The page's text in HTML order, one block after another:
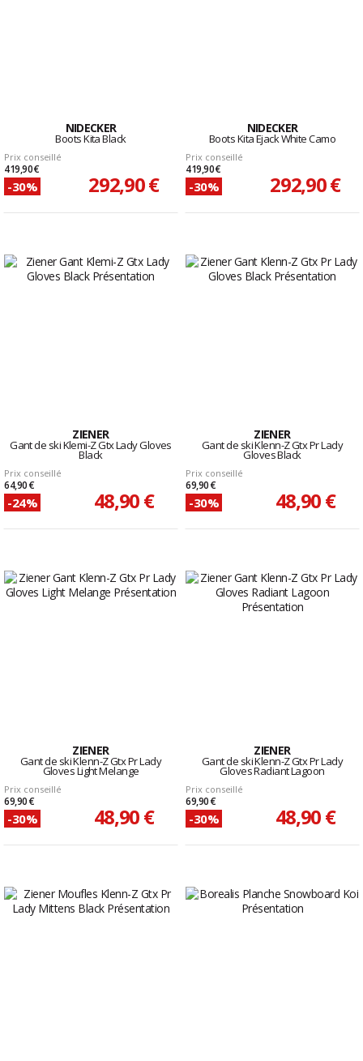
NIDECKER
Boots Kita Black
Prix conseillé
419,90 €
-30% 292,90 €
NIDECKER
Boots Kita Ejack White Camo
Prix conseillé
419,90 €
-30% 292,90 €
ZIENER
Gant de ski Klemi-Z Gtx Lady Gloves
Black
Prix conseillé
64,90 €
-24% 48,90 €
ZIENER
Gant de ski Klenn-Z Gtx Pr Lady
Gloves Black
Prix conseillé
69,90 €
-30% 48,90 €
ZIENER
Gant de ski Klenn-Z Gtx Pr Lady
Gloves Light Melange
Prix conseillé
69,90 €
-30% 48,90 €
ZIENER
Gant de ski Klenn-Z Gtx Pr Lady
Gloves Radiant Lagoon
Prix conseillé
69,90 €
-30% 48,90 €